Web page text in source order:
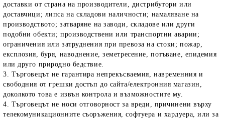
доставки от страна на производители, дистрибутори или
доставчици; липса на складови наличности; намаляване на
производството; затваряне на заводи, складове или други
подобни обекти; производствени или транспортни аварии;
ограничения или затруднения при превоза на стоки; пожар,
експлозия, буря, наводнение, земетресение, потъване, епидемия
или друго природно бедствие.
3. Търговецът не гарантира непрекъсваемия, навременния и
свободния от грешки достъп до сайта/електронния магазин,
доколкото това е извън контрола и възможностите му.
4. Търговецът не носи отговорност за вреди, причинени върху
телекомуникационните съоръжения, софтуера и хардуера, или за